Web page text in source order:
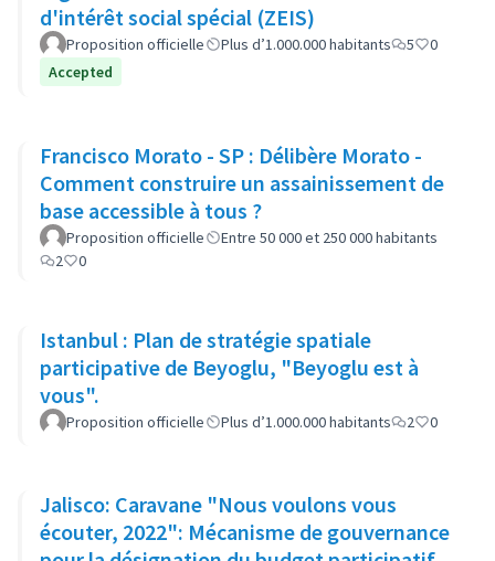
d'intérêt social spécial (ZEIS)
Proposition officielle Plus d’1.000.000 habitants 5
0
Accepted
Francisco Morato - SP : Délibère Morato -
Comment construire un assainissement de
base accessible à tous ?
Proposition officielle
Entre 50 000 et 250 000 habitants
2
0
Istanbul : Plan de stratégie spatiale
participative de Beyoglu, "Beyoglu est à
vous".
Proposition officielle Plus d’1.000.000 habitants 2 0
Jalisco: Caravane "Nous voulons vous
écouter, 2022": Mécanisme de gouvernance